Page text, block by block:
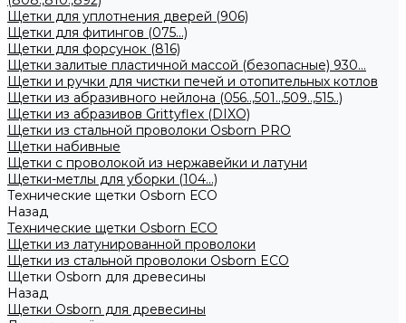
Щетки для уплотнения дверей (906)
Щетки для фитингов (075...)
Щетки для форсунок (816)
Щетки залитые пластичной массой (безопасные) 930...
Щетки и ручки для чистки печей и отопительных котлов
Щетки из абразивного нейлона (056..,501..,509..,515..)
Щетки из абразивов Grittyflex (DIXO)
Щетки из стальной проволоки Osborn PRO
Щетки набивные
Щетки с проволокой из нержавейки и латуни
Щетки-метлы для уборки (104...)
Технические щетки Osborn ЕСО
Назад
Технические щетки Osborn ЕСО
Щетки из латунированной проволоки
Щетки из стальной проволоки Osborn ECO
Щетки Osborn для древесины
Назад
Щетки Osborn для древесины